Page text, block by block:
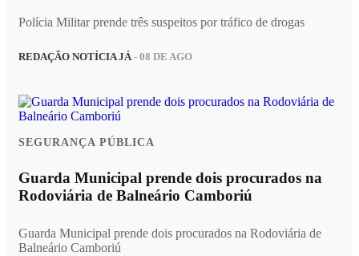
Polícia Militar prende três suspeitos por tráfico de drogas
REDAÇÃO NOTÍCIA JÁ- 08 DE AGO
SEGURANÇA PÚBLICA
Guarda Municipal prende dois procurados na
Rodoviária de Balneário Camboriú
Guarda Municipal prende dois procurados na Rodoviária de
Balneário Camboriú